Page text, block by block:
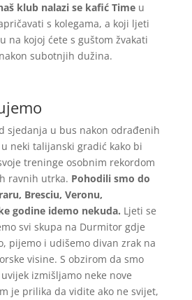
klub nalazi se kafić Timeu
s kolegama, a koji ljeti
na kojoj ćete s guštom žvakati
subotnjih dužina.
sjedanja u bus nakon odrađenih
neki talijanski gradić kako bi
treninge osobnim rekordom
ravnih utrka. Pohodili smo do
Bresciu, Veronu,
godine idemo nekuda. Ljeti se
svi skupa na Durmitor gdje
pijemo i udišemo divan zrak na
visine. S obzirom da smo
izmišljamo neke nove
je prilika da vidite ako ne svijet,